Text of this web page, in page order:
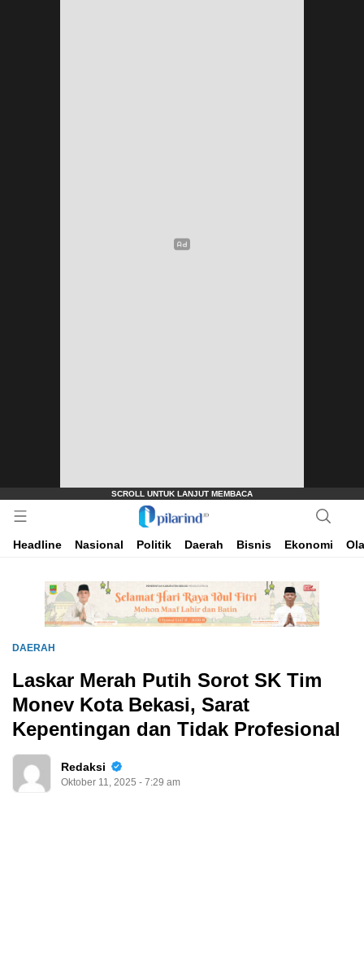
Pilarind.id
Dimana Arah Bangsa Bermula
Headline
Nasional Politik Daerah Bisnis Ekonomi
DAERAH
Laskar Merah Putih Sorot SK Tim
Monev Kota Bekasi, Sarat
Kepentingan dan Tidak Profesional
Redaksi
Oktober 11, 2025 - 7:29 am